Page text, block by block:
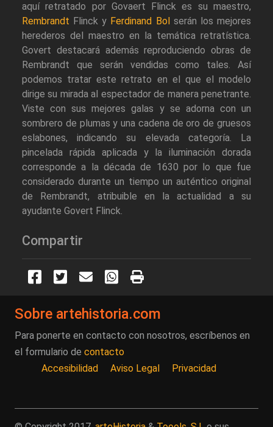
aquí retratado por Govaert Flinck es su maestro,
Rembrandt Flinck y Ferdinand Bol serán los mejores
herederos del maestro en la temática retratística.
Govert destacará además reproduciendo obras de
Rembrandt que serán vendidas como tales. Así
podemos tratar este retrato en el que el modelo
dirige su mirada al espectador de manera penetrante.
Viste con sus mejores galas y se adorna con un
sombrero de plumas y una cadena de oro de gruesos
eslabones, indicando su elevada categoría. La
pincelada rápida aplicada y la iluminación dorada
corresponde a la década de 1630 por lo que fue
considerado durante un tiempo un auténtico original
de Rembrandt, atribuible en la actualidad a su
ayudante Govert Flinck.
Compartir
Sobre artehistoria.com
Para ponerte en contacto con nosotros, escríbenos en
el formulario de contacto
Accesibilidad
Aviso Legal Privacidad